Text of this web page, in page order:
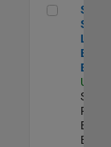
Senior
Senior
US-